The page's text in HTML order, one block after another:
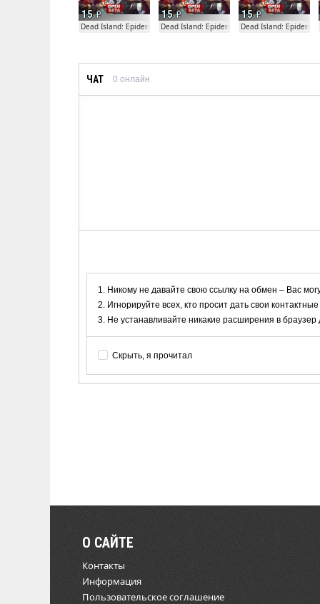
15
Dead Island: Epidemic
15
Dead Island: Epidemic
15
Dead Island: Epidemic
ЧАТ 0 онлайн
Никому не давайте свою ссылку на обмен – Вас
Игнорируйте всех, кто просит дать свои
Не устанавливайте никакие расширения в
Скрыть, я прочитал
О САЙТЕ
Контакты
Информация
Пользовательское соглашение